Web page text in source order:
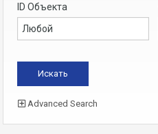
ID Объекта
Advanced Search